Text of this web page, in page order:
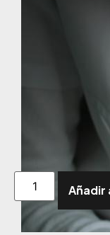
Añadir